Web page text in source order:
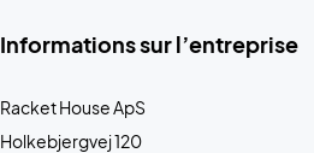
Informations sur l’entreprise
Racket House ApS
Holkebjergvej 120